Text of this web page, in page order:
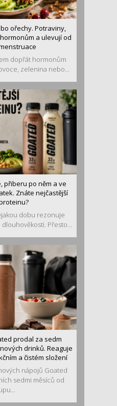
ořechy. Potraviny,
a ulevují od
dopřát hormonům
zelenina nebo...
přiberu po něm a ve
Znáte nejčastější
dobu rezonuje
Přesto...
prodal za sedm
drinků. Reaguje
a čistém složení
nápojů Goated
sedmi měsíců od